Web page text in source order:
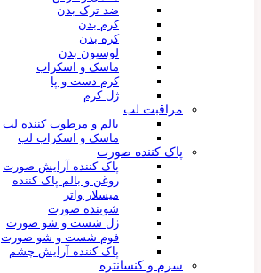
ضد ترک بدن
کرم بدن
کره بدن
لوسیون بدن
ماسک و اسکراب
کرم دست و پا
ژل کرم
مراقبت لب
بالم و مرطوب کننده لب
ماسک و اسکراب لب
پاک کننده صورت
پاک کننده آرایش صورت
روغن و بالم پاک کننده
میسلار واتر
شوینده صورت
ژل شست و شو صورت
فوم شست و شو صورت
پاک کننده آرایش چشم
سرم و کنسانتره